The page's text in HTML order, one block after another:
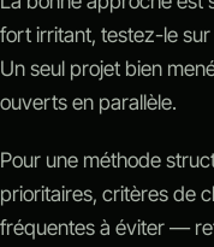
fort irritant, testez-le
Un seul projet bien
ouverts en parallèle.
Pour une méthode
prioritaires, critères de
fréquentes à éviter —